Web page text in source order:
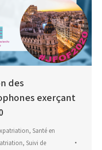
des
exerçant
, Santé en
, Suivi de